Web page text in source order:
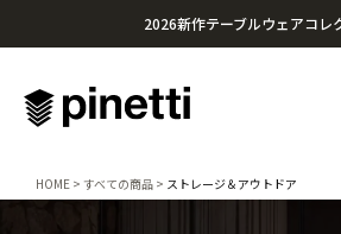
2026新作テーブルウェアコレ
¥20,000円以上のお買い上げで
HOME すべての商品 ストレージ＆アウトドア